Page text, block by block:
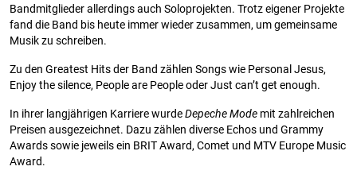
Bandmitglieder allerdings auch Soloprojekten. Trotz eigener Projekte
fand die Band bis heute immer wieder zusammen, um gemeinsame
Musik zu schreiben.
Zu den Greatest Hits der Band zählen Songs wie Personal Jesus,
Enjoy the silence, People are People oder Just can’t get enough.
In ihrer langjährigen Karriere wurdeDepeche Mode mit zahlreichen
Preisen ausgezeichnet. Dazu zählen diverse Echos und Grammy
Awards sowie jeweils ein BRIT Award, Comet und MTV Europe Music
Award.